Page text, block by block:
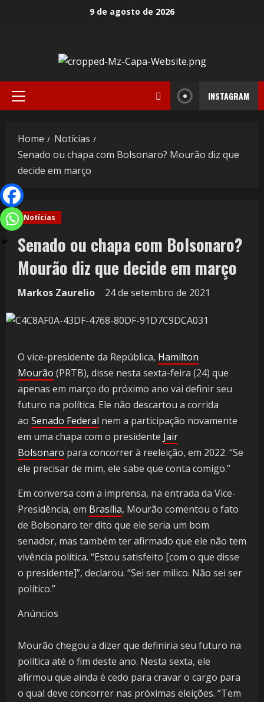
9 de agosto de 2026
INSTAGRAM
Home
Notícias
Senado ou chapa com Bolsonaro? Mourão diz que
decide em março
Notícias
Senado ou chapa com Bolsonaro?
Mourão diz que decide em março
Markos Zaurelio 24 de setembro de 2021
O vice-presidente da República, Hamilton
Mourão (PRTB), disse nesta sexta-feira (24) que
apenas em março do próximo ano vai definir seu
futuro na política. Ele não descartou a corrida
ao Senado Federal nem a participação novamente
em uma chapa com o presidente Jair
Bolsonaro para concorrer à reeleição, em 2022. “Se
ele precisar de mim, ele sabe que conta comigo.”
Em conversa com a imprensa, na entrada da Vice-
Presidência, em Brasília, Mourão comentou o fato
de Bolsonaro ter dito que ele seria um bom
senador, mas também ter afirmado que ele não tem
vivência política. “Estou satisfeito [com o que disse
o presidente]”, declarou. “Sei ser milico. Não sei ser
político.”
Anúncios
Mourão chegou a dizer que definiria seu futuro na
política até o fim deste ano. Nesta sexta, ele
afirmou que ainda é cedo para cravar o cargo para
o qual deve concorrer nas próximas eleições. “Tem